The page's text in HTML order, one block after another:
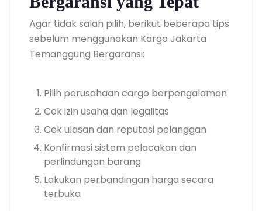
Agar tidak salah pilih, berikut beberapa tips
sebelum menggunakan Kargo Jakarta
Temanggung Bergaransi:
Pilih perusahaan cargo berpengalaman
Cek izin usaha dan legalitas
Cek ulasan dan reputasi pelanggan
Konfirmasi sistem pelacakan dan
perlindungan barang
Lakukan perbandingan harga secara
terbuka